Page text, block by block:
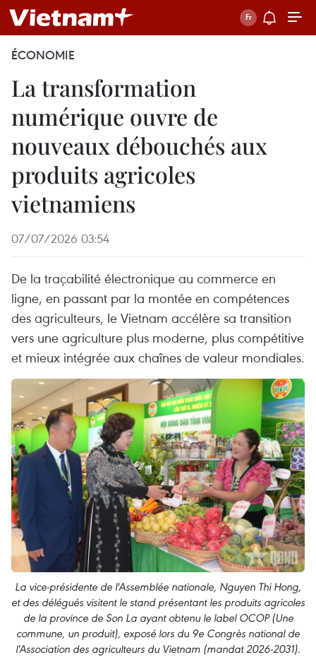
ÉCONOMIE
La transformation
numérique ouvre de
nouveaux débouchés aux
produits agricoles
vietnamiens
07/07/2026 03:54
De la traçabilité électronique au commerce en
ligne, en passant par la montée en compétences
des agriculteurs, le Vietnam accélère sa transition
vers une agriculture plus moderne, plus compétitive
et mieux intégrée aux chaînes de valeur mondiales.
La vice-présidente de l'Assemblée nationale, Nguyen Thi Hong,
et des délégués visitent le stand présentant les produits agricoles
de la province de Son La ayant obtenu le label OCOP (Une
commune, un produit), exposé lors du 9e Congrès national de
l'Association des agriculteurs du Vietnam (mandat 2026-2031).